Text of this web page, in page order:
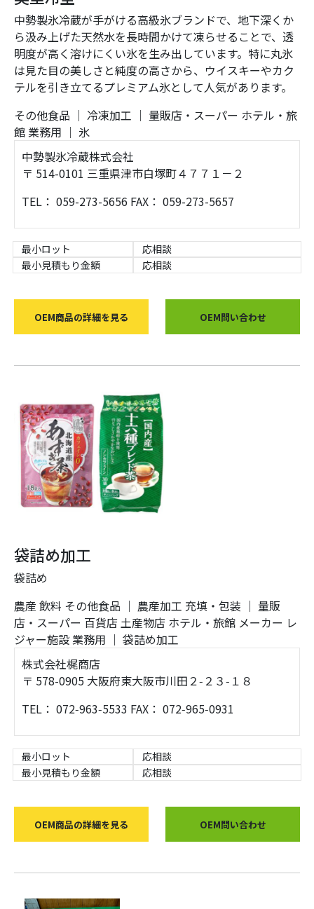
中勢製氷冷蔵が手がける高級氷ブランドで、地下深くか
ら汲み上げた天然水を長時間かけて凍らせることで、透
明度が高く溶けにくい氷を生み出しています。特に丸氷
は見た目の美しさと純度の高さから、ウイスキーやカク
テルを引き立てるプレミアム氷として人気があります。
その他食品 ｜ 冷凍加工 ｜ 量販店・スーパー ホテル・旅
館業務用 ｜ 氷
中勢製氷冷蔵株式会社
〒 514-0101 三重県津市白塚町４７７１－２
TEL： 059-273-5656 FAX： 059-273-5657
最小ロット
応相談
最小見積もり金額
応相談
OEM商品の詳細を見る OEM問い合わせ
袋詰め加工
袋詰め
農産 飲料 その他食品 ｜ 農産加工 充填・包装 ｜ 量販
店・スーパー 百貨店土産物店 ホテル・旅館 メーカー レ
ジャー施設業務用 ｜ 袋詰め加工
株式会社梶商店
〒 578-0905 大阪府東大阪市川田２‑２３‑１８
TEL： 072‑963‑5533 FAX： 072‑965‑0931
最小ロット
応相談
最小見積もり金額
応相談
OEM商品の詳細を見る OEM問い合わせ